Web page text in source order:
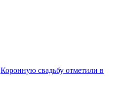
Коронную свадьбу отметили в